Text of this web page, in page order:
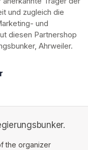
und zugleich die
und
diesen Partnershop
Ahrweiler.
tab)
the organizer